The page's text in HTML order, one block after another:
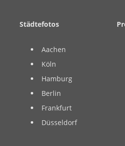
Städtefotos
Aachen
Köln
Hamburg
Berlin
Frankfurt
Düsseldorf